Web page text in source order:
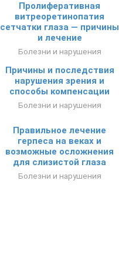
Пролиферативная
витреоретинопатия
сетчатки глаза — причины
и лечение
Болезни и нарушения
Причины и последствия
нарушения зрения и
способы компенсации
Болезни и нарушения
Правильное лечение
герпеса на веках и
возможные осложнения
для слизистой глаза
Болезни и нарушения